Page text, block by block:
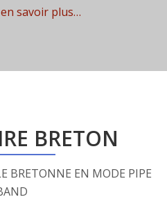
en savoir plus…
BRETON
BRETONNE EN MODE PIPE